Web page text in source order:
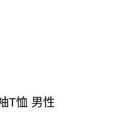
T恤 男性